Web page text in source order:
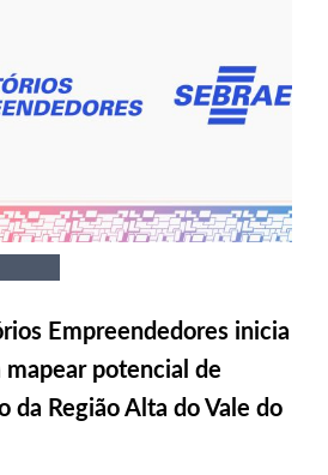
Empreendedores inicia
potencial de
da Região Alta do Vale do